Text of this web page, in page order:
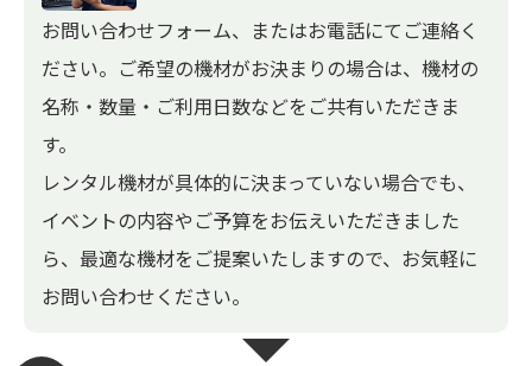
お問い合わせフォーム、またはお電話にてご連絡く
ださい。ご希望の機材がお決まりの場合は、機材の
名称・数量・ご利用日数などをご共有いただきま
す。
レンタル機材が具体的に決まっていない場合でも、
イベントの内容やご予算をお伝えいただきました
ら、最適な機材をご提案いたしますので、お気軽に
お問い合わせください。